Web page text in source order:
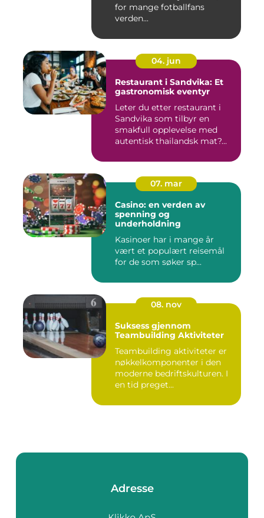
for mange fotballfans
verden...
04. jun
Restaurant i Sandvika: Et
gastronomisk eventyr
Leter du etter restaurant i
Sandvika som tilbyr en
smakfull opplevelse med
autentisk thailandsk mat?...
07. mar
Casino: en verden av
spenning og
underholdning
Kasinoer har i mange år
vært et populært reisemål
for de som søker sp...
08. nov
Suksess gjennom
Teambuilding Aktiviteter
Teambuilding aktiviteter er
nøkkelkomponenter i den
moderne bedriftskulturen. I
en tid preget...
Adresse